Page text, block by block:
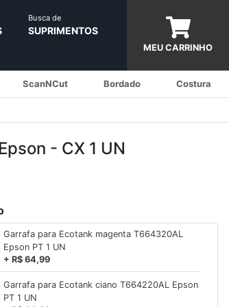
Busca de
SUPRIMENTOS
MEU CARRINHO
ScanNCut Bordado Costura
- CX 1 UN
Garrafa para Ecotank magenta T664320AL
Epson PT 1 UN
+ R$ 64,99
Garrafa para Ecotank ciano T664220AL Epson
PT 1 UN